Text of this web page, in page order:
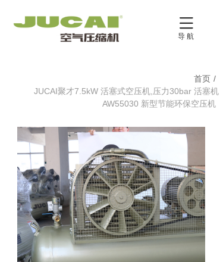

导 航
首页 /
JUCAI聚才7.5kW 活塞式空压机,压力30bar 活塞机
AW55030 新型节能环保空压机